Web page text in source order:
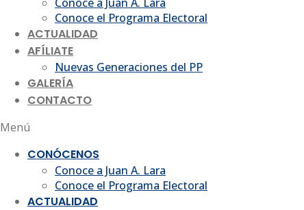
Conoce el Programa Electoral
ACTUALIDAD
AFÍLIATE
Nuevas Generaciones del PP
GALERÍA
CONTACTO
Menú
CONÓCENOS
Conoce a Juan A. Lara
Conoce el Programa Electoral
ACTUALIDAD